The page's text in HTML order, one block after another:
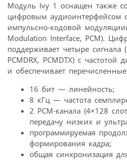
Модуль Ivy 1 оснащен также
цифровым аудиоинтерфейсом
импульсно-кодовой
Modulation Interface, PCM).
поддерживает четыре сигнала
PCMDRX, PCMDTX) с частотой
и обеспечивает
16 бит — линейность;
8 кГц — частота
2 PCM-канала (4×128
передачу низких и
программируемая
формирования кадра;
общая синхронизация